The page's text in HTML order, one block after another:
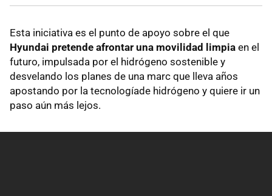
Esta iniciativa es el punto de apoyo sobre el que
Hyundai pretende afrontar una movilidad limpia en el
futuro, impulsada por el hidrógeno sostenible y
desvelando los planes de una marc que lleva años
apostando por la tecnologíade hidrógeno y quiere ir un
paso aún más lejos.